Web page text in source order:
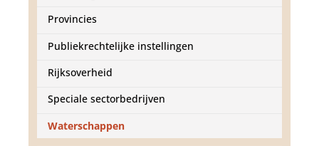
Provincies
Publiekrechtelijke instellingen
Rijksoverheid
Speciale sectorbedrijven
Waterschappen